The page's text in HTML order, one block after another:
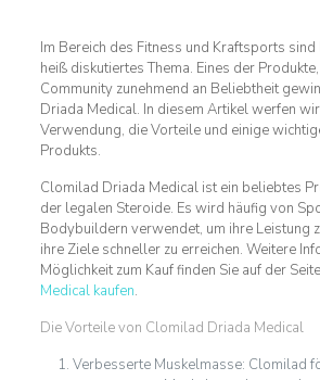
Im Bereich des Fitness und Kraftsports
heiß diskutiertes Thema. Eines der
Community zunehmend an Beliebtheit
Driada Medical. In diesem Artikel werfen
Verwendung, die Vorteile und einige
Produkts.
Clomilad Driada Medical ist ein beliebtes
der legalen Steroide. Es wird häufig von
Bodybuildern verwendet, um ihre Leistung
ihre Ziele schneller zu erreichen. Weitere
Möglichkeit zum Kauf finden Sie auf der Seite
Medical kaufen.
Die Vorteile von Clomilad Driada Medical
Verbesserte Muskelmasse: Clomilad